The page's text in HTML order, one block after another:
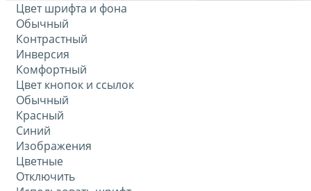
Цвет шрифта и фона
Обычный
Контрастный
Инверсия
Комфортный
Цвет кнопок и ссылок
Обычный
Красный
Синий
Изображения
Цветные
Отключить